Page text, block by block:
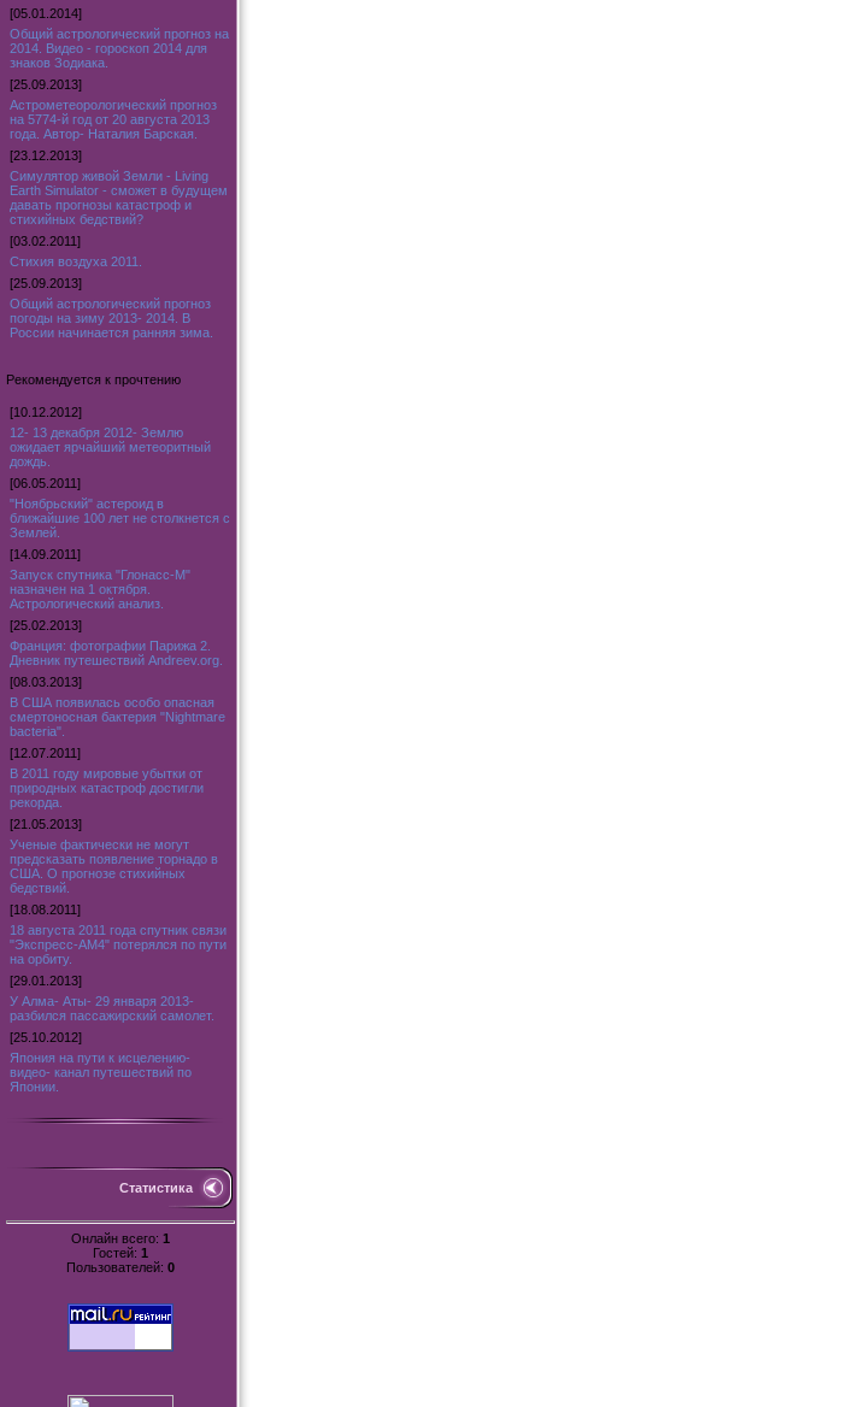
[05.01.2014]
Общий астрологический прогноз на
2014. Видео - гороскоп 2014 для
знаков Зодиака.
[25.09.2013]
Астрометеорологический прогноз
на 5774-й год от 20 августа 2013
года. Автор- Наталия Барская.
[23.12.2013]
Симулятор живой Земли - Living
Earth Simulator - сможет в будущем
давать прогнозы катастроф и
стихийных бедствий?
[03.02.2011]
Стихия воздуха 2011.
[25.09.2013]
Общий астрологический прогноз
погоды на зиму 2013- 2014. В
России начинается ранняя зима.
Рекомендуется к прочтению
[10.12.2012]
12- 13 декабря 2012- Землю
ожидает ярчайший метеоритный
дождь.
[06.05.2011]
"Ноябрьский" астероид в
ближайшие 100 лет не столкнется с
Землей.
[14.09.2011]
Запуск спутника "Глонасс-М"
назначен на 1 октября.
Астрологический анализ.
[25.02.2013]
Франция: фотографии Парижа 2.
Дневник путешествий Andreev.org.
[08.03.2013]
В США появилась особо опасная
смертоносная бактерия "Nightmare
bacteria".
[12.07.2011]
В 2011 году мировые убытки от
природных катастроф достигли
рекорда.
[21.05.2013]
Ученые фактически не могут
предсказать появление торнадо в
США. О прогнозе стихийных
бедствий.
[18.08.2011]
18 августа 2011 года спутник связи
"Экспресс-АМ4" потерялся по пути
на орбиту.
[29.01.2013]
У Алма- Аты- 29 января 2013-
разбился пассажирский самолет.
[25.10.2012]
Япония на пути к исцелению-
видео- канал путешествий по
Японии.
Статистика
Онлайн всего: 1
Гостей: 1
Пользователей: 0